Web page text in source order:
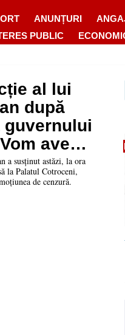
ANUNȚURI
PUBLIC
al lui
după
guvernului
avea
pro-
într-un
a susținut astăzi, la ora
la Palatul Cotroceni,
de cenzură.